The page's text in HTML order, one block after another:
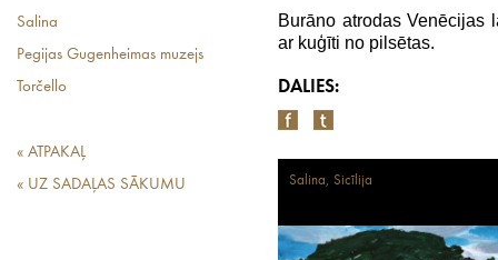
Salina
Pegijas Gugenheimas muzejs
Torčello
« ATPAKAĻ
« UZ SADAĻAS SĀKUMU
Burāno atrodas Venēcijas
ar kuģīti no pilsētas.
DALIES:
Salina, Sicīlija